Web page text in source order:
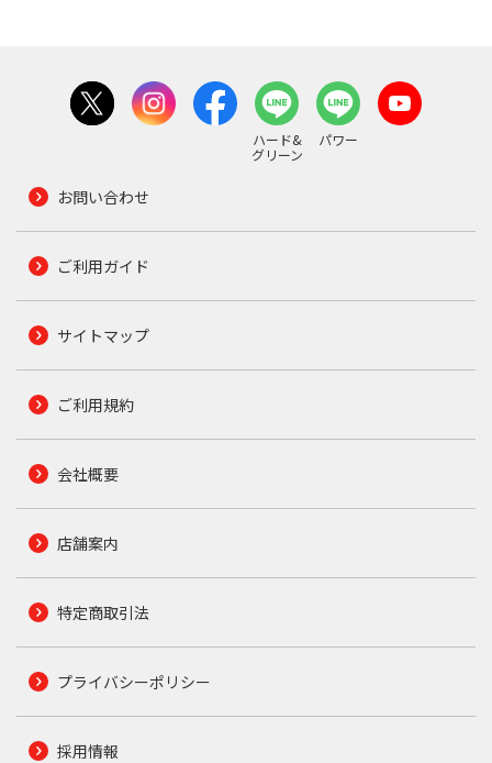
ハード&
グリーン
パワー
お問い合わせ
ご利用ガイド
サイトマップ
ご利用規約
会社概要
店舗案内
特定商取引法
プライバシーポリシー
採用情報